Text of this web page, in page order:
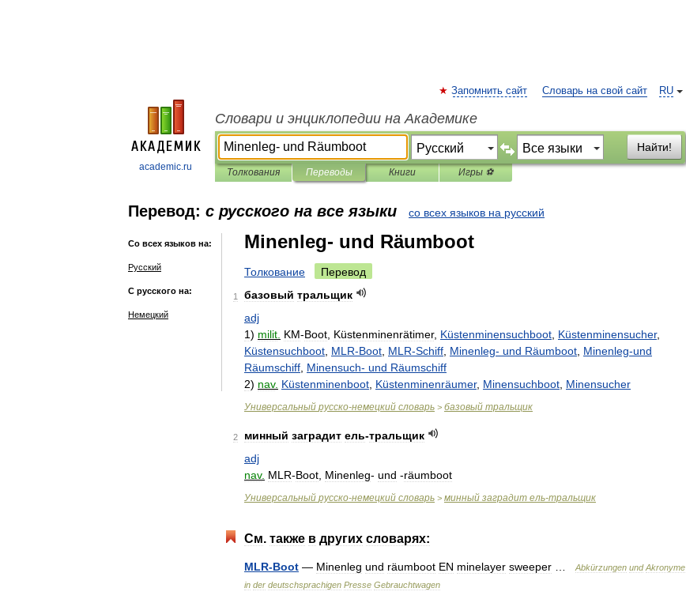
academic.ru
RU
Запомнить сайт Словарь на свой сайт
Словари и энциклопедии на Академике
Найти!
Толкования Переводы Книги Игры ⚽
Перевод: с русского на все языки со всех языков на русский
Со всех языков на:
Русский
С русского на:
Немецкий
Minenleg- und Räumboot
Толкование Перевод
1 базовый тральщик
adj
1) milit KM-Boot Küstenminenrätimer, Küstenminensuchboot Küstenminensucher,
Küstensuchboot MLR-Boot MLR-Schiff Minenleg- und Räumboot Minenleg-und
Räumschiff Minensuch- und Räumschiff
2) nav. Küstenminenboot Küstenminenräumer, Minensuchboot Minensucher
Универсальный русско-немецкий словарь > базовый тральщик
2 минный заградит ель-тральщик
adj
nav. MLR-Boot Minenleg- und -räumboot
Универсальный русско-немецкий словарь > минный заградит ель-тральщик
См. также в других словарях:
MLR-Boot — Minenleg und räumboot EN minelayer sweeper Abkürzungen und Akronyme
in der deutschsprachigen Presse Gebrauchtwagen